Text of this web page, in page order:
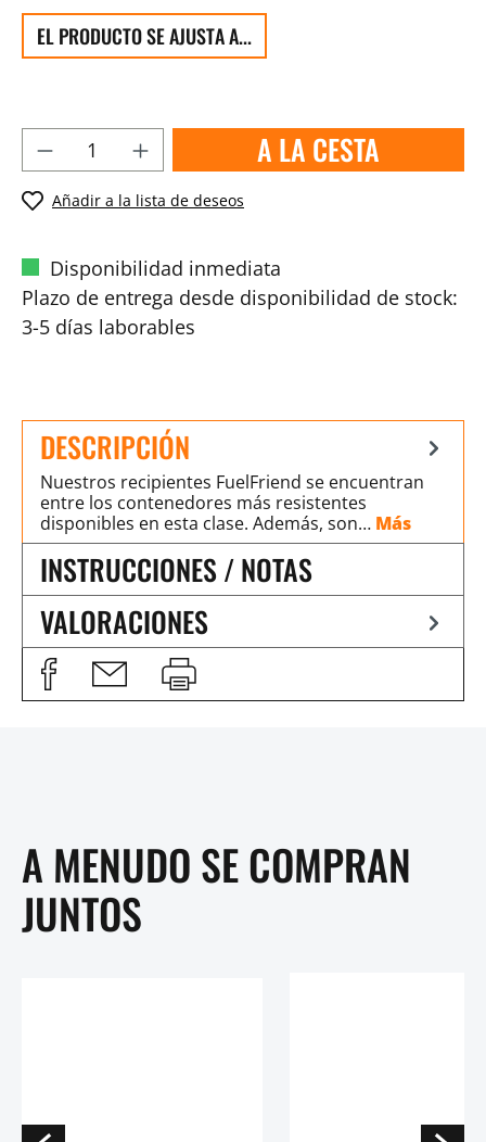
EL PRODUCTO SE AJUSTA A...
A LA CESTA
Añadir a la lista de deseos
Disponibilidad inmediata
Plazo de entrega desde disponibilidad de stock:
3-5 días laborables
DESCRIPCIÓN
Nuestros recipientes FuelFriend se encuentran
entre los contenedores más resistentes
disponibles en esta clase. Además, son… Más
INSTRUCCIONES / NOTAS
VALORACIONES
A MENUDO SE COMPRAN
JUNTOS